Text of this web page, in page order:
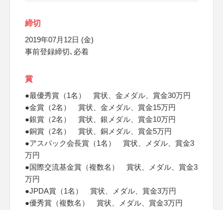
締切
2019年07月12日 (金)
事前登録締切､必着
賞
●最優秀賞（1名） 賞状、金メダル、賞金30万円
●金賞（2名） 賞状、金メダル、賞金15万円
●銀賞（2名） 賞状、銀メダル、賞金10万円
●銅賞（2名） 賞状、銅メダル、賞金5万円
●アスパック会長賞（1名） 賞状、メダル、賞金3
万円
●国際交流基金賞（複数名） 賞状、メダル、賞金3
万円
●JPDA賞（1名） 賞状、メダル、賞金3万円
●優秀賞（複数名） 賞状、メダル、賞金3万円